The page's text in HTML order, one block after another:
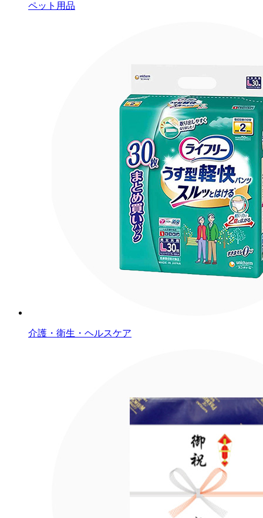
ペット用品
介護・衛生・ヘルスケア